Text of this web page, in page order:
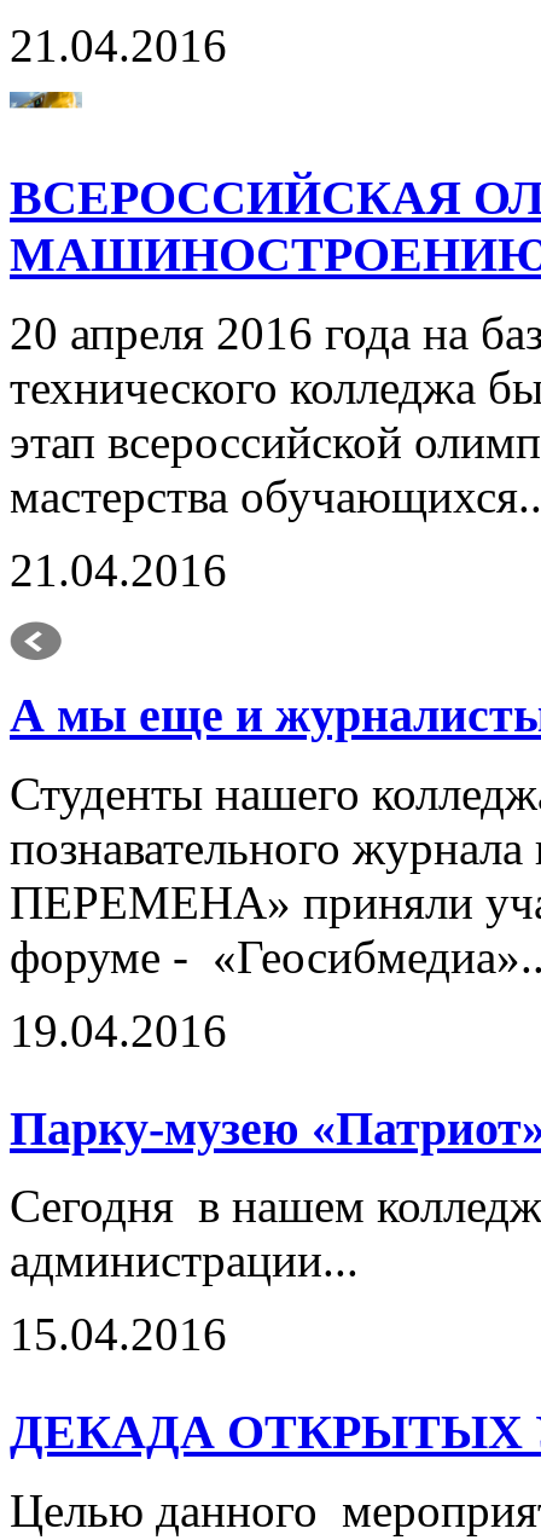
21.04.2016
ВСЕРОССИЙСКАЯ
20 апреля 2016 года на
технического колледжа
этап всероссийской
мастерства
21.04.2016
А мы еще и
Студенты нашего
познавательного
ПЕРЕМЕНА» приняли
форуме -
19.04.2016
Парку-музею
Сегодня в нашем
администрации...
15.04.2016
ДЕКАДА ОТКРЫТЫХ
Целью данного